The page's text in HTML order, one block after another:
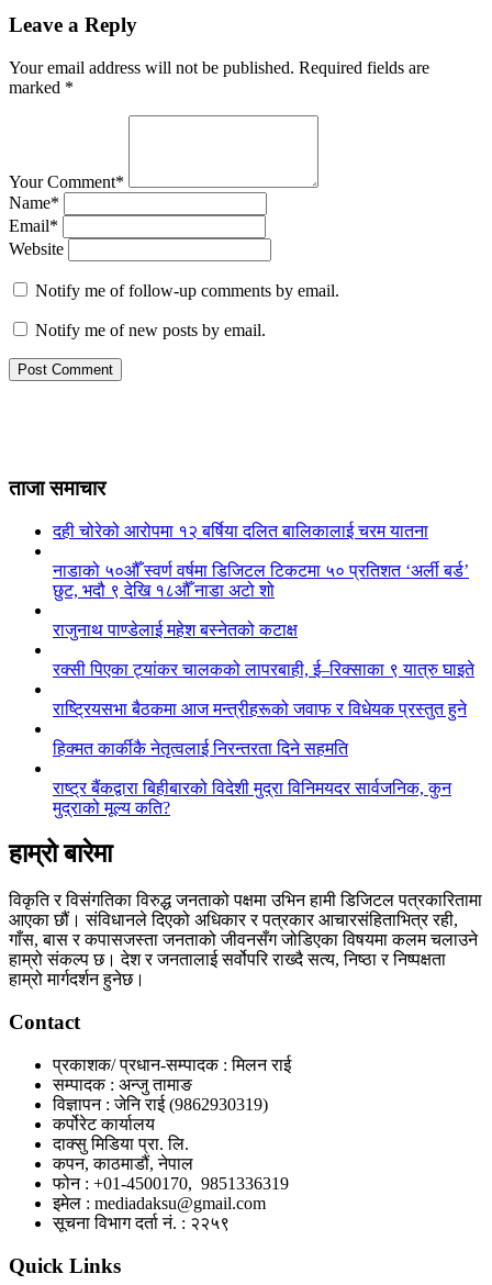
Leave a Reply
Your email address will not be published. Required fields are
marked *
Your Comment*
Name*
Email*
Website
Notify me of follow-up comments by email.
Notify me of new posts by email.
ताजा समाचार
दही चोरेको आरोपमा १२ बर्षिया दलित बालिकालाई चरम यातना
नाडाको ५०औँ स्वर्ण वर्षमा डिजिटल टिकटमा ५० प्रतिशत ‘अर्ली बर्ड’
छुट, भदौ ९ देखि १८औँ नाडा अटो शो
राजुनाथ पाण्डेलाई महेश बस्नेतको कटाक्ष
रक्सी पिएका ट्यांकर चालकको लापरबाही, ई–रिक्साका ९ यात्रु घाइते
राष्ट्रियसभा बैठकमा आज मन्त्रीहरूको जवाफ र विधेयक प्रस्तुत हुने
हिक्मत कार्कीकै नेतृत्वलाई निरन्तरता दिने सहमति
राष्ट्र बैंकद्वारा बिहीबारको विदेशी मुद्रा विनिमयदर सार्वजनिक, कुन
मुद्राको मूल्य कति?
हाम्रो बारेमा
विकृति र विसंगतिका विरुद्ध जनताको पक्षमा उभिन हामी डिजिटल पत्रकारितामा
आएका छौं। संविधानले दिएको अधिकार र पत्रकार आचारसंहिताभित्र रही,
गाँस, बास र कपासजस्ता जनताको जीवनसँग जोडिएका विषयमा कलम चलाउने
हाम्रो संकल्प छ। देश र जनतालाई सर्वोपरि राख्दै सत्य, निष्ठा र निष्पक्षता
हाम्रो मार्गदर्शन हुनेछ।
Contact
प्रकाशक/ प्रधान-सम्पादक : मिलन राई
सम्पादक : अन्जु तामाङ
विज्ञापन : जेनि राई (9862930319)
कर्पोरेट कार्यालय
दाक्सु मिडिया प्रा. लि.
कपन, काठमाडौं, नेपाल
फोन : +01-4500170, 9851336319
इमेल : mediadaksu@gmail.com
सूचना विभाग दर्ता नं. : २२५९
Quick Links